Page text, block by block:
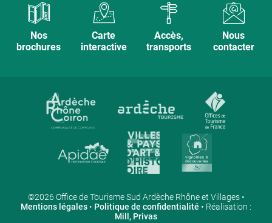
Nos
brochures
Carte
interactive
Accès,
transports
Nous
contacter
©2026 Office de Tourisme Sud Ardèche Rhône et Villages •
Mentions légales • Politique de confidentialité • Réalisation :
Mill, Privas